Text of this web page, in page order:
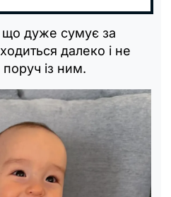
що дуже сумує за
далеко і не
із ним.